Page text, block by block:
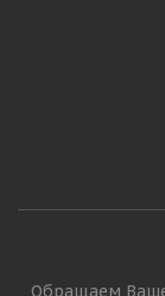
Обращаем